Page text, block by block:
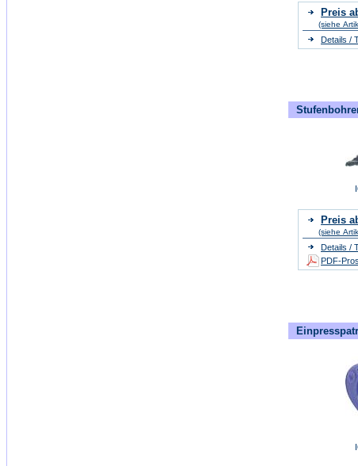
Preis
(siehe
Details /
Preis
(siehe
Details /
PDF-